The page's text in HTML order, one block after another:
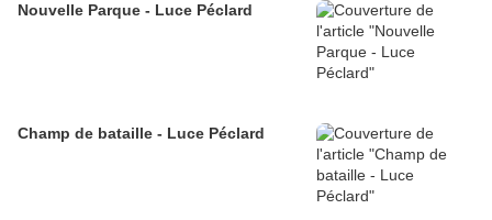
Nouvelle Parque - Luce Péclard
Champ de bataille - Luce Péclard